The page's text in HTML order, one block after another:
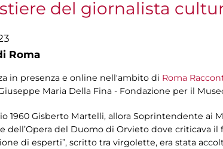
del giornalista
Roma
in presenza e online nell'ambito di Roma
Maria Della Fina - Fondazione per il
1960 Gisberto Martelli, allora Soprintendente ai
dell’Opera del Duomo di Orvieto dove criticava
di esperti”, scritto tra virgolette, era stata